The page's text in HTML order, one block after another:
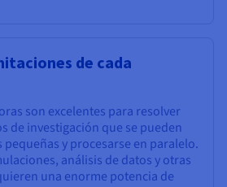
de cada
son excelentes para resolver
de investigación que se pueden
y procesarse en paralelo.
análisis de datos y otras
una enorme potencia de